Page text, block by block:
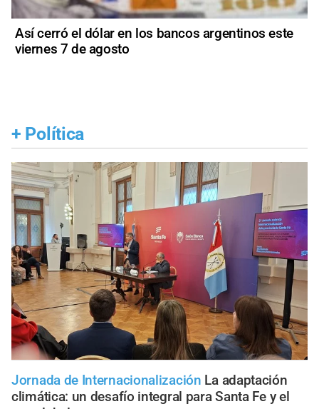
Así cerró el dólar en los bancos argentinos este
viernes 7 de agosto
+ Política
Jornada de Internacionalización La adaptación
climática: un desafío integral para Santa Fe y el